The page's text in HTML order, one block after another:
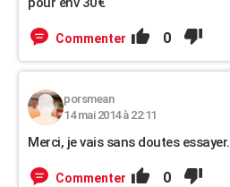
Commenter 0
porsmean
14 mai 2014 à 22:11
Merci, je vais sans doutes essayer.
Commenter 0